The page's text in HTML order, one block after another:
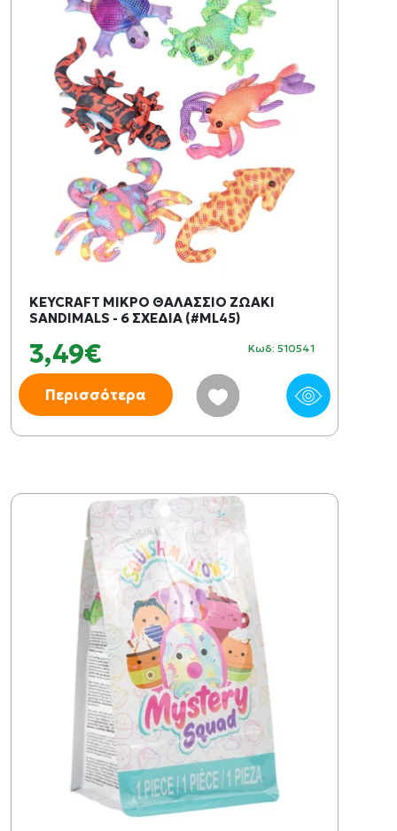
KEYCRAFT ΜΙΚΡΟ ΘΑΛΑΣΣΙΟ ΖΩΑΚΙ
SANDIMALS - 6 ΣΧΕΔΙΑ (#ML45)
3,49€ Κωδ: 510541
Περισσότερα